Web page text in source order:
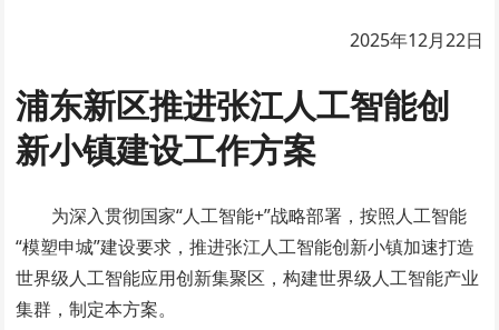
2025年12月22日
浦东新区推进张江人工智能创
新小镇建设工作方案
为深入贯彻国家“人工智能+”战略部署，按照人工智能
“模塑申城”建设要求，推进张江人工智能创新小镇加速打造
世界级人工智能应用创新集聚区，构建世界级人工智能产业
集群，制定本方案。